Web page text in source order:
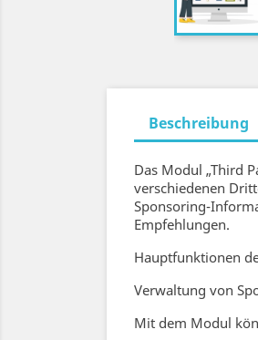
Beschreibung
Das Modul „Third
verschiedenen
Sponsoring-
Empfehlungen.
Hauptfunktionen
Verwaltung von
Mit dem Modul